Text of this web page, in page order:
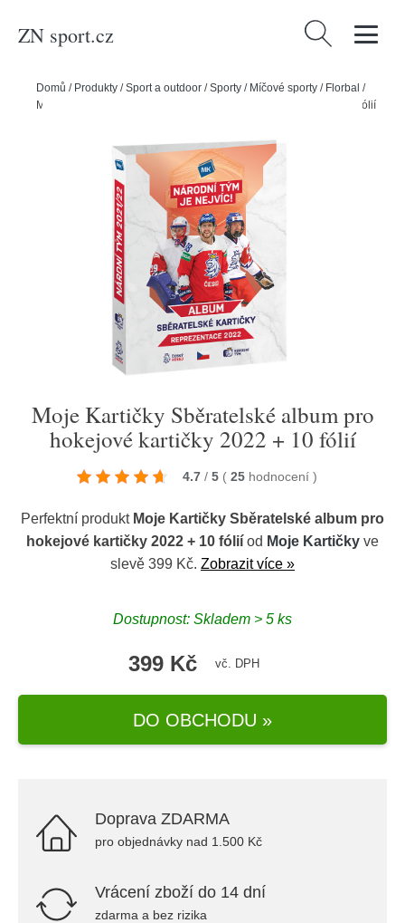
ZN sport.cz Vyhledávání
Domů / Produkty /Sport a outdoor /Sporty / Míčové sporty / Florbal /
Moje Kartičky Sběratelské album pro hokejové kartičky 2022 + 10 fólií
Moje Kartičky Sběratelské album pro
hokejové kartičky 2022 + 10 fólií
4.7 / 5 ( 25 hodnocení )
Perfektní produkt Moje Kartičky Sběratelské album pro
hokejové kartičky 2022 + 10 fólií od Moje Kartičky ve
slevě 399 Kč. Zobrazit více »
Dostupnost: Skladem > 5 ks
399 Kč vč. DPH
DO OBCHODU »
Doprava ZDARMA
pro objednávky nad 1.500 Kč
Vrácení zboží do 14 dní
zdarma a bez rizika